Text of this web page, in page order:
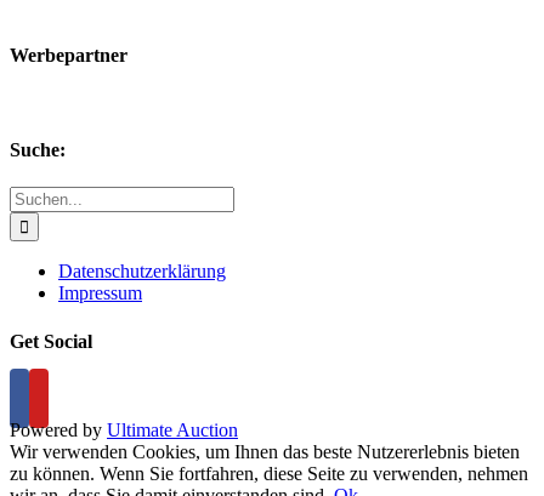
Werbepartner
Suche:
Suche
nach:
Datenschutzerklärung
Impressum
Get Social
Powered by Ultimate Auction
Wir verwenden Cookies, um Ihnen das beste Nutzererlebnis bieten
zu können. Wenn Sie fortfahren, diese Seite zu verwenden, nehmen